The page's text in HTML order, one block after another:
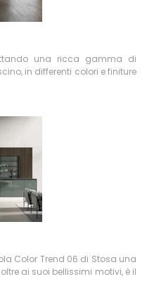
una ricca gamma di
in differenti colori e finiture
Color Trend 06 di Stosa una
ai suoi bellissimi motivi, è il